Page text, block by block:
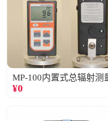
MP-100内置式总辐射测
¥0